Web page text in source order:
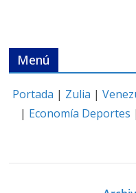
Menú
Portada | Zulia |
| Economía Deportes